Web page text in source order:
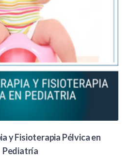
y Fisioterapia Pélvica en
Pediatría